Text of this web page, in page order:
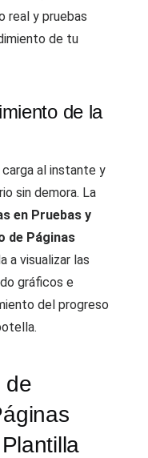
real y pruebas
de tu
de la
carga al instante y
sin demora. La
en Pruebas y
de Páginas
a visualizar las
gráficos e
del progreso
de